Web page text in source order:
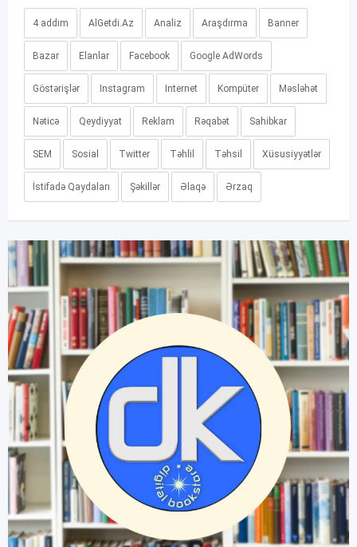
4 addım AlGetdi.Az Analiz Araşdırma Banner
Bazar Elanlar Facebook Google AdWords
Göstərişlər Instagram Internet Kompüter Məsləhət
Nəticə Qeydiyyat Reklam Rəqabət Sahibkar
SEM Sosial Twitter Təhlil Təhsil Xüsusiyyətlər
İstifadə Qaydaları Şəkillər Əlaqə Ərzaq